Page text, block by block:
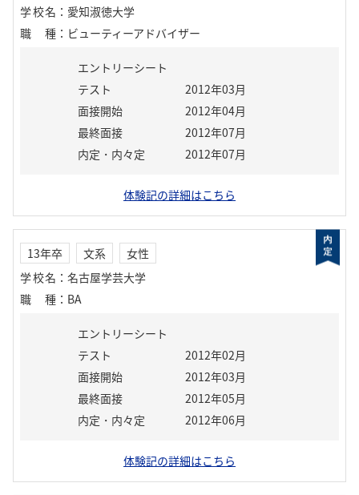
学校名 ： 愛知淑徳大学
職種 ： ビューティーアドバイザー
エントリーシート
テスト
2012年03月
面接開始
2012年04月
最終面接
2012年07月
内定・内々定
2012年07月
体験記の詳細はこちら
13年卒 文系
女性
学校名 ： 名古屋学芸大学
職種 ： BA
エントリーシート
テスト
2012年02月
面接開始
2012年03月
最終面接
2012年05月
内定・内々定
2012年06月
体験記の詳細はこちら